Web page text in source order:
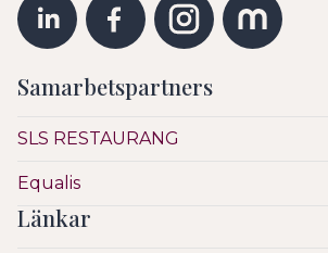
Samarbetspartners
SLS RESTAURANG
Equalis
Länkar